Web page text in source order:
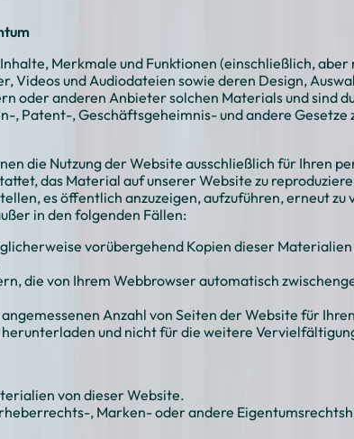
Merkmale und Funktionen (einschließlich,
Videos und Audiodateien sowie deren Design,
oder anderen Anbieter solchen Materials und sind
Patent-, Geschäftsgeheimnis- und andere Gesetze
die Nutzung der Website ausschließlich für Ihren
das Material auf unserer Website zu
es öffentlich anzuzeigen, aufzuführen, erneut
in den folgenden Fällen:
vorübergehend Kopien dieser Materialien
die von Ihrem Webbrowser automatisch
Anzahl von Seiten der Website für
und nicht für die weitere
von dieser Website.
, Marken- oder andere